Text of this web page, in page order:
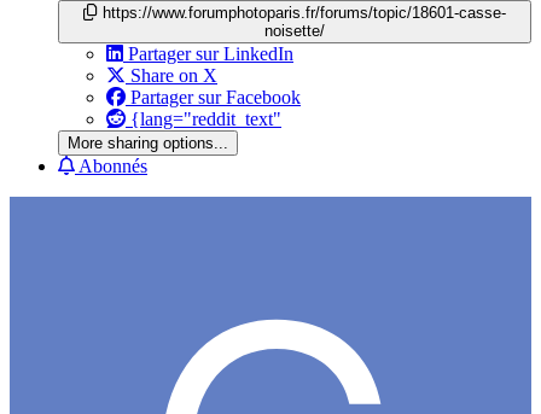
https://www.forumphotoparis.fr/forums/topic/18601-casse-
noisette/
Partager sur LinkedIn
Share on X
Partager sur Facebook
{lang="reddit_text"
More sharing options...
Abonnés